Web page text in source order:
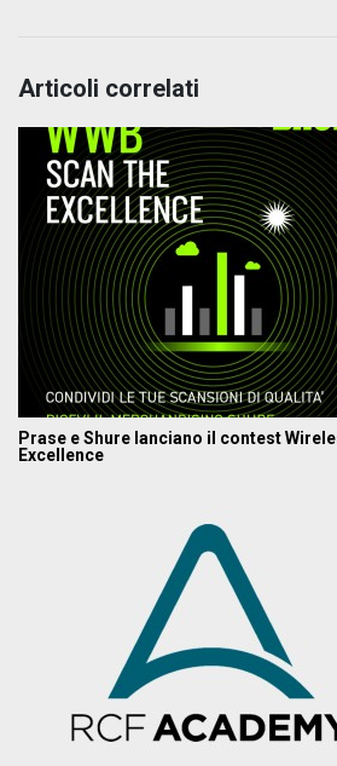
Articoli correlati
Prase e Shure lanciano il contest
Excellence